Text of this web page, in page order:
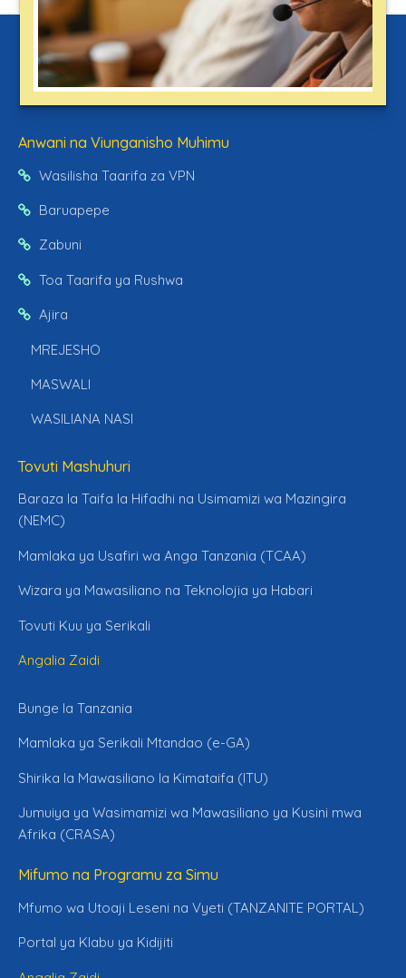
Anwani na Viunganisho Muhimu
Wasilisha Taarifa za VPN
Baruapepe
Zabuni
Toa Taarifa ya Rushwa
Ajira
MREJESHO
MASWALI
WASILIANA NASI
Tovuti Mashuhuri
Baraza la Taifa la Hifadhi na Usimamizi wa Mazingira
(NEMC)
Mamlaka ya Usafiri wa Anga Tanzania (TCAA)
Wizara ya Mawasiliano na Teknolojia ya Habari
Tovuti Kuu ya Serikali
Angalia Zaidi
Bunge la Tanzania
Mamlaka ya Serikali Mtandao (e-GA)
Shirika la Mawasiliano la Kimataifa (ITU)
Jumuiya ya Wasimamizi wa Mawasiliano ya Kusini mwa
Afrika (CRASA)
Mifumo na Programu za Simu
Mfumo wa Utoaji Leseni na Vyeti (TANZANITE PORTAL)
Portal ya Klabu ya Kidijiti